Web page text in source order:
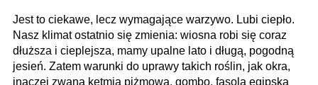
Jest to ciekawe, lecz wymagające warzywo. Lubi ciepło.
Nasz klimat ostatnio się zmienia: wiosna robi się coraz
dłuższa i cieplejsza, mamy upalne lato i długą, pogodną
jesień. Zatem warunki do uprawy takich roślin, jak okra,
inaczej zwana ketmią piżmową, gombo, fasolą egipską